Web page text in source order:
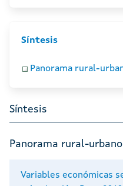
Síntesis
Panorama rural-
Síntesis
Panorama rural-urbano
Variables económicas